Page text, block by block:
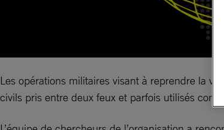
Les opérations militaires visant à reprendre la
civils pris entre deux feux et parfois utilisés